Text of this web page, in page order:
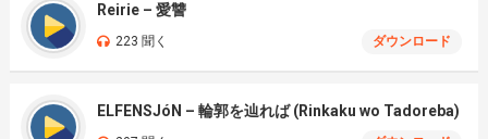
Reirie – 愛讐
223 聞く ダウンロード
ELFENSJóN – 輪郭を辿れば (Rinkaku wo Tadoreba)